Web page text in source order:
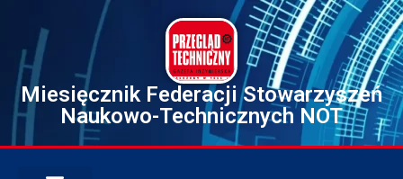
Miesięcznik Federacji Stowarzyszeń
Naukowo-Technicznych NOT